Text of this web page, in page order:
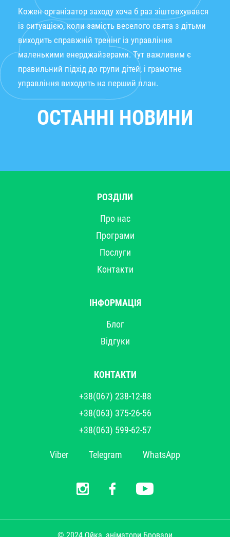
Кожен організатор заходу хоча б раз зіштовхувався
із ситуацією, коли замість веселого свята з дітьми
виходить справжній тренінг із управління
маленькими енерджайзерами. Тут важливим є
правильний підхід до групи дітей, і грамотне
управління виходить на перший план.
ОСТАННІ НОВИНИ
РОЗДІЛИ
Про нас
Програми
Послуги
Контакти
ІНФОРМАЦІЯ
Блог
Відгуки
КОНТАКТИ
+38(067) 238-12-88
+38(063) 375-26-56
+38(063) 599-62-57
Viber Telegram WhatsApp